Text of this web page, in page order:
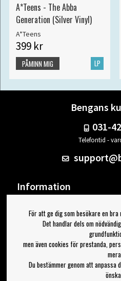
A*Teens - The Abba
Generation (Silver Vinyl)
A*Teens
399 kr
LP
PÅMINN MIG
Bengans
031-
Telefontid -
Information
Om Bengans
FAQ / Köp- & Leveransvillkor
Jag vill ha tips
För att ge dig som besökare en bra
Det handlar dels om
men även cookies för prestanda,
mera.
Du bestämmer genom att anpassa